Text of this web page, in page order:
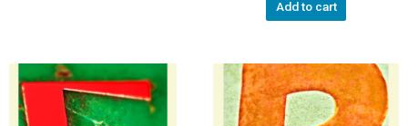
Add to cart